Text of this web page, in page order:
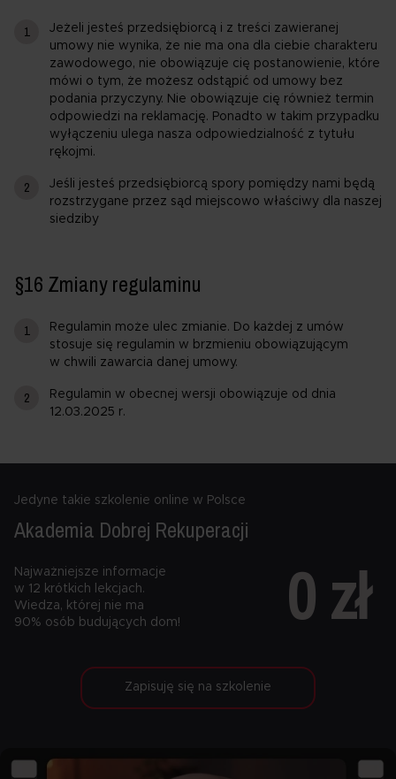
Jeżeli jesteś przedsiębiorcą i z treści zawieranej
umowy nie wynika, że nie ma ona dla ciebie charakteru
zawodowego, nie obowiązuje cię postanowienie, które
mówi o tym, że możesz odstąpić od umowy bez
podania przyczyny. Nie obowiązuje cię również termin
odpowiedzi na reklamację. Ponadto w takim przypadku
wyłączeniu ulega nasza odpowiedzialność z tytułu
rękojmi.
Jeśli jesteś przedsiębiorcą spory pomiędzy nami będą
rozstrzygane przez sąd miejscowo właściwy dla naszej
siedziby
§16 Zmiany regulaminu
Regulamin może ulec zmianie. Do każdej z umów
stosuje się regulamin w brzmieniu obowiązującym
w chwili zawarcia danej umowy.
Regulamin w obecnej wersji obowiązuje od dnia
12.03.2025 r.
Jedyne takie szkolenie online w Polsce
Akademia Dobrej Rekuperacji
Najważniejsze informacje
w 12 krótkich lekcjach.
Wiedza, której nie ma
90% osób budujących dom!
0 zł
Zapisuję się na szkolenie